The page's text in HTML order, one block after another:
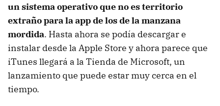
un sistema operativo que no es territorio
extraño para la app de los de la manzana
mordida. Hasta ahora se podía descargar e
instalar desde la Apple Store y ahora parece que
iTunes llegará a la Tienda de Microsoft, un
lanzamiento que puede estar muy cerca en el
tiempo.